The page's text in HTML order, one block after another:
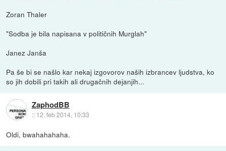
Zoran Thaler
"Sodba je bila napisana v političnih Murglah"
Janez Janša
Pa še bi se našlo kar nekaj izgovorov naših izbrancev ljudstva, ko
so jih dobili pri takih ali drugačnih dejanjih...
ZaphodBB
:: 12. feb 2014, 10:33
Oldi, bwahahahaha.